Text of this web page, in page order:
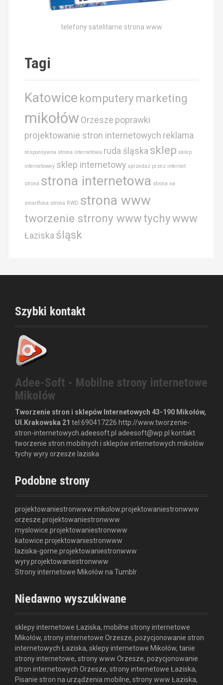
telefony satelitarne strona www
Tagi
Katowice komputery marketing
mikołów Orzesze poprawki
projektowanie stron internetowych reklama
responsywna strona internetowa ruda śląska sklep sklep
internetowey sklep internetowy sprzedaz przez internet
strona strona internetowa strona na
smartfona strona RWD strona www
tworzenie strrony wwwtychywww
Łaziska śląsk
Szybki kontakt
Adee-Soft - Mobilne strony internetowe
Mikołów
Tworzenie stron i sklepów Internetowych 43-190 Mikołów,
Ul.Krakowska 21 tel:690417226 http://www.tworzenie-
stron-internetowych.adeesoft.pl adeesoft@wp.pl kontakt
tworzenie stron mobilnych i sklepów internetowych mikołów
tychy wyry orzesze laziska
Podobne strony
projektowaniestronwww mikolow.projektowaniestronwww
orzesze.projektowaniestronwww
myslowice.projektowaniestronwww
katowice.projektowaniestronwww
laziska-gorne.projektowaniestronwww
wyry.projektowaniestronwww
Strony internetowe Mikołów na Tumblr
Niedawno wyszukiwane
sklepy internetowe Łaziska, mobilne strony internetowe
Mikołów, strony internetowe Orzesze, pozycjonowanie stron
internetowych Łaziska, sklepy internetowe Mikołów, tanie
strony internetowe, strony www Orzesze, pozycjonowanie
stron internetowych Orzesze, strony internetowe Łaziska,
Pisanie stron na urządzenia mobilne, strony www Łaziska,